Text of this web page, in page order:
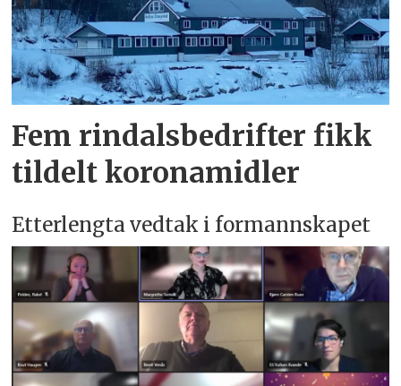
Fem rindals­bedrifter fikk
tildelt koronamidler
Etterlengta vedtak i formannskapet